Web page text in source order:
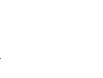
vacatures